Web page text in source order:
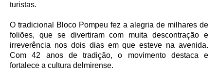
turistas.
O tradicional Bloco Pompeu fez a alegria de milhares de
foliões, que se divertiram com muita descontração e
irreverência nos dois dias em que esteve na avenida.
Com 42 anos de tradição, o movimento destaca e
fortalece a cultura delmirense.